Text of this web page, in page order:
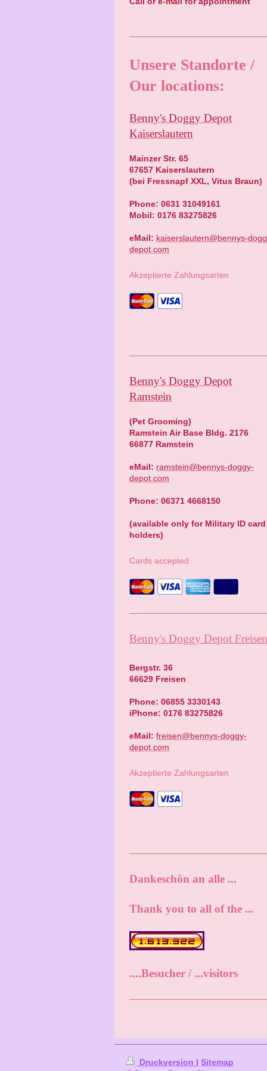
Unsere Standorte /
Our locations:
Benny's Doggy Depot
Kaiserslautern
Mainzer Str. 65
67657 Kaiserslautern
(bei Fressnapf XXL, Vitus Braun)
Phone: 0631 31049161
Mobil: 0176 83275826
eMail: kaiserslautern@bennys-
depot.com
Akzeptierte Zahlungsarten
Benny's Doggy Depot
Ramstein
(Pet Grooming)
Ramstein Air Base Bldg. 2176
66877 Ramstein
eMail: ramstein@bennys-doggy-
depot.com
Phone: 06371 4668150
(available only for Military ID card
holders)
Cards accepted
Benny's Doggy Depot Freisen
Bergstr. 36
66629 Freisen
Phone: 06855 3330143
iPhone: 0176 83275826
eMail: freisen@bennys-doggy-
depot.com
Akzeptierte Zahlungsarten
Dankeschön an alle ...
Thank you to all of the ...
....Besucher / ...visitors
Druckversion | Sitemap